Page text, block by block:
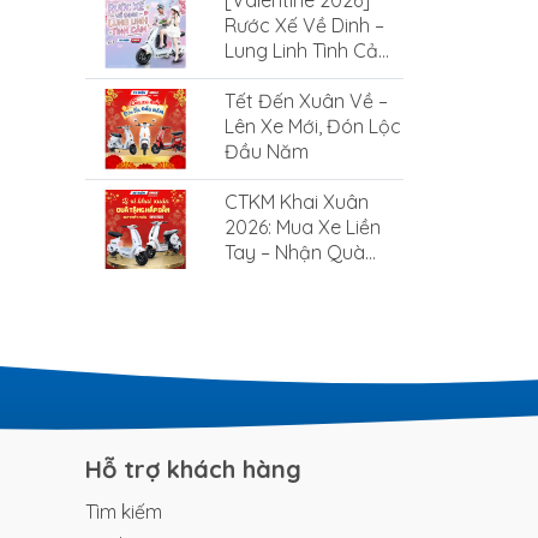
Rước Xế Về Dinh –
Lung Linh Tình Cảm
Cùng Xe Điện Smile
Tết Đến Xuân Về –
Lên Xe Mới, Đón Lộc
Đầu Năm
CTKM Khai Xuân
2026: Mua Xe Liền
Tay – Nhận Quà
Hỗ trợ khách hàng
Tìm kiếm